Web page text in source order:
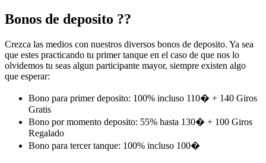
Bonos de deposito ??
Crezca las medios con nuestros diversos bonos de deposito. Ya sea
que estes practicando tu primer tanque en el caso de que nos lo
olvidemos tu seas algun participante mayor, siempre existen algo
que esperar:
Bono para primer deposito: 100% incluso 110� + 140 Giros
Gratis
Bono por momento deposito: 55% hasta 130� + 100 Giros
Regalado
Bono para tercer tanque: 100% incluso 100�